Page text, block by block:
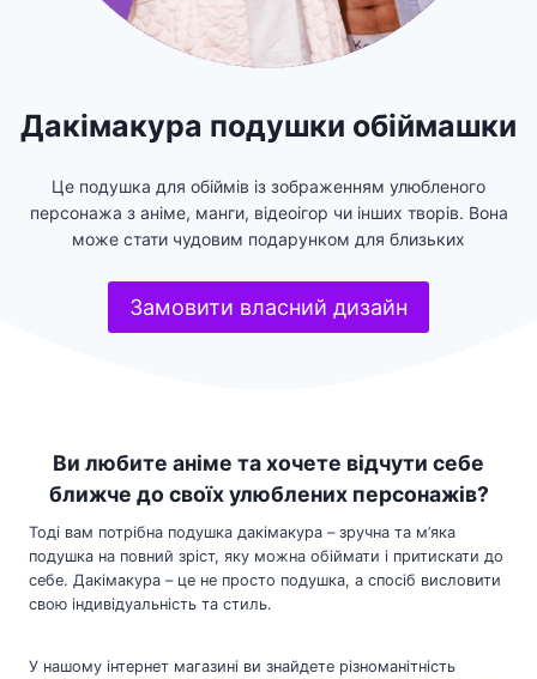
Дакімакура подушки обіймашки
Це подушка для обіймів із зображенням улюбленого
персонажа з аніме, манги, відеоігор чи інших творів. Вона
може стати чудовим подарунком для близьких
Замовити власний дизайн
Ви любите аніме та хочете відчути себе
ближче до своїх улюблених персонажів?
Тоді вам потрібна подушка дакімакура – зручна та м’яка
подушка на повний зріст, яку можна обіймати і притискати до
себе. Дакімакура – це не просто подушка, а спосіб висловити
свою індивідуальність та стиль.
У нашому інтернет магазині ви знайдете різноманітність